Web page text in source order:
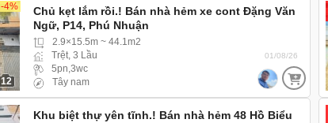
-4%
12
Chủ kẹt lắm rồi.! Bán nhà hẻm xe cont Đặng Văn
Ngữ, P14, Phú Nhuận
2.9×15.5m ~ 44.1m2
Trệt, 3 Lầu
5pn,3wc
Tây nam
01/08/26
Khu biệt thự yên tĩnh.! Bán nhà hẻm 48 Hồ Biểu